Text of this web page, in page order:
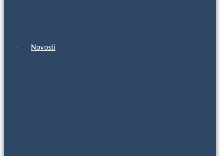
Novosti